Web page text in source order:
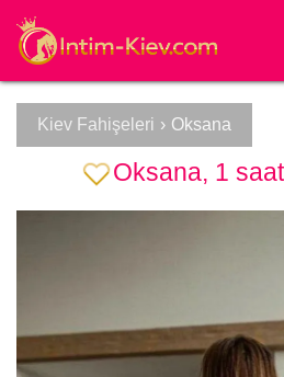
Kiev Fahişeleri › Oksana
Oksana, 1